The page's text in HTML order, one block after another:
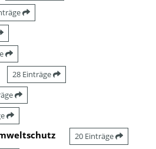
28 Einträge
20 Einträge